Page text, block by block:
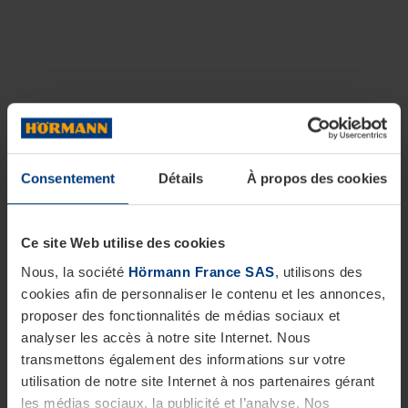
Consentement Détails À propos des cookies
Ce site Web utilise des cookies
Nous, la société Hörmann France SAS, utilisons des
cookies afin de personnaliser le contenu et les annonces,
proposer des fonctionnalités de médias sociaux et
analyser les accès à notre site Internet. Nous
transmettons également des informations sur votre
utilisation de notre site Internet à nos partenaires gérant
les médias sociaux, la publicité et l’analyse. Nos